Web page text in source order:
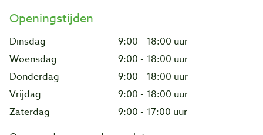
Openingstijden
Dinsdag
9:00 - 18:00 uur
Woensdag
9:00 - 18:00 uur
Donderdag
9:00 - 18:00 uur
Vrijdag
9:00 - 18:00 uur
Zaterdag
9:00 - 17:00 uur